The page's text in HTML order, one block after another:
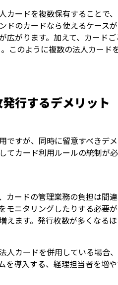
カードを複数保有することで
ドのカードなら使えるケース
広がります。加えて、カード
このように複数の法人カー
行するデメリット
ですが、同時に留意すべきデ
てカード利用ルールの統制が
カードの管理業務の負担は間
モニタリングしたりする必要
えます。発行枚数が多くなる
人カードを併用している場合
を導入する、経理担当者を増